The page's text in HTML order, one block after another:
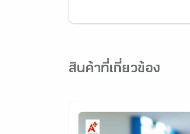
สินค้าที่เกี่ยวข้อง